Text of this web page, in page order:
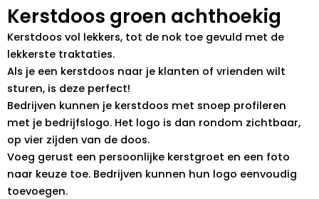
Kerstdoos groen achthoekig
Kerstdoos vol lekkers, tot de nok toe gevuld met de
lekkerste traktaties.
Als je een kerstdoos naar je klanten of vrienden wilt
sturen, is deze perfect!
Bedrijven kunnen je kerstdoos met snoep profileren
met je bedrijfslogo. Het logo is dan rondom zichtbaar,
op vier zijden van de doos.
Voeg gerust een persoonlijke kerstgroet en een foto
naar keuze toe. Bedrijven kunnen hun logo eenvoudig
toevoegen.